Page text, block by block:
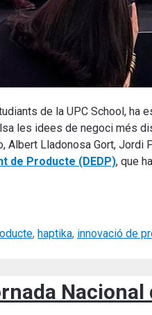
de la UPC School, ha
les idees de negoci més
Lladonosa Gort, Jordi
de Producte (DEDP), que
, haptika, innovació de
Nacional